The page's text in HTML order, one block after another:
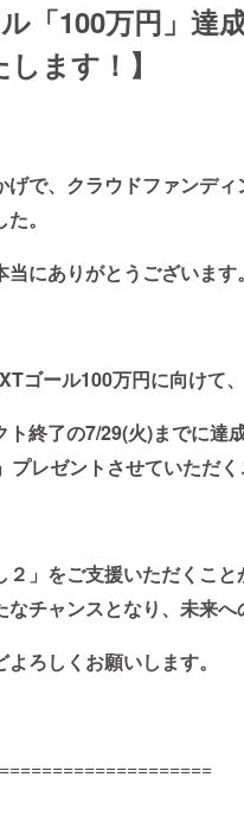
ル「100万円」達
ます！】
げで、クラウドファンデ
。
にありがとうございます。
ゴール100万円に向けて
ト終了の7/29(火)までに達
プレゼントさせていただく
２」をご支援いただくこ
チャンスとなり、未来へ
ろしくお願いします。